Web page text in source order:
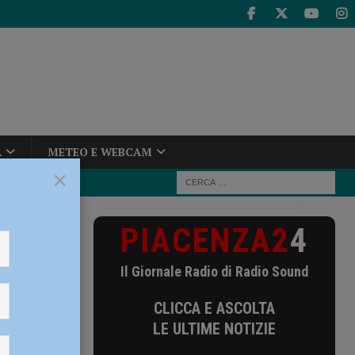
METEO E WEBCAM
2020/21 è
21 è
PIACENZA24
Il Giornale Radio di Radio Sound
CLICCA E ASCOLTA
LE ULTIME NOTIZIE
×